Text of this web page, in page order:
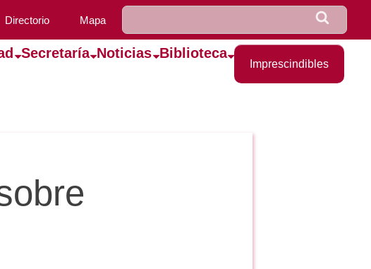
Directorio Mapa
Secretaría Noticias Biblioteca
Imprescindibles